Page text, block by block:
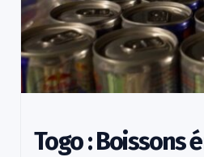
Togo : Boissons